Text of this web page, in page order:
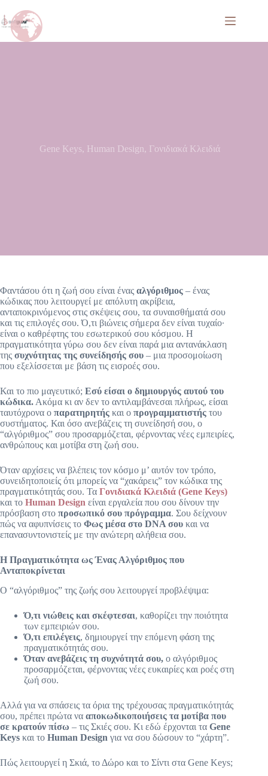
Gene Keys, Human Design, Γονιδιακά Κλειδιά
Φαντάσου ότι η ζωή σου είναι ένας αλγόριθμος – ένας
κώδικας που λειτουργεί με απόλυτη ακρίβεια,
ανταποκρινόμενος στις σκέψεις σου, τα συναισθήματά σου
και τις επιλογές σου. Ό,τι βιώνεις σήμερα δεν είναι τυχαίο·
είναι ο καθρέφτης του εσωτερικού σου κόσμου. Η
πραγματικότητα γύρω σου δεν είναι παρά μια αντανάκλαση
της συχνότητας της συνείδησής σου – μια προσομοίωση
που εξελίσσεται με βάση τις εισροές σου.
Και το πιο μαγευτικό; Εσύ είσαι ο δημιουργός αυτού του
κώδικα. Ακόμα κι αν δεν το αντιλαμβάνεσαι πλήρως, είσαι
ταυτόχρονα ο παρατηρητής και ο προγραμματιστής του
συστήματος. Και όσο ανεβάζεις τη συνείδησή σου, ο
“αλγόριθμος” σου προσαρμόζεται, φέρνοντας νέες εμπειρίες,
ανθρώπους και μοτίβα στη ζωή σου.
Όταν αρχίσεις να βλέπεις τον κόσμο μ’ αυτόν τον τρόπο,
συνειδητοποιείς ότι μπορείς να “χακάρεις” τον κώδικα της
πραγματικότητάς σου. Τα Γονιδιακά Κλειδιά (Gene Keys)
και το Human Design είναι εργαλεία που σου δίνουν την
πρόσβαση στο προσωπικό σου πρόγραμμα. Σου δείχνουν
πώς να αφυπνίσεις το Φως μέσα στο DNA σου και να
επανασυντονιστείς με την ανώτερη αλήθεια σου.
Η Πραγματικότητα ως Ένας Αλγόριθμος που
Ανταποκρίνεται
Ο “αλγόριθμος” της ζωής σου λειτουργεί προβλέψιμα:
Ό,τι νιώθεις και σκέφτεσαι, καθορίζει την ποιότητα
των εμπειριών σου.
Ό,τι επιλέγεις, δημιουργεί την επόμενη φάση της
πραγματικότητάς σου.
Όταν ανεβάζεις τη συχνότητά σου, ο αλγόριθμος
προσαρμόζεται, φέρνοντας νέες ευκαιρίες και ροές στη
ζωή σου.
Αλλά για να σπάσεις τα όρια της τρέχουσας πραγματικότητάς
σου, πρέπει πρώτα να αποκωδικοποιήσεις τα μοτίβα που
σε κρατούν πίσω – τις Σκιές σου. Κι εδώ έρχονται τα Gene
Keys και το Human Design για να σου δώσουν το “χάρτη”.
Πώς λειτουργεί η Σκιά, το Δώρο και το Σίντι στα Gene Keys;